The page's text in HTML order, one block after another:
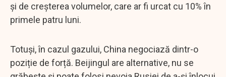
și de creșterea volumelor, care ar fi urcat cu 10% în
primele patru luni.
Totuși, în cazul gazului, China negociază dintr-o
poziție de forță. Beijingul are alternative, nu se